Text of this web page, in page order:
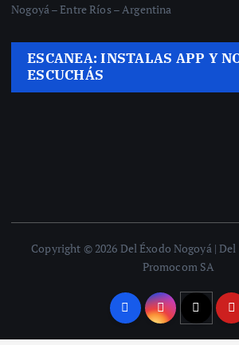
Nogoyá – Entre Ríos – Argentina
ESCANEA: INSTALAS APP Y
ESCUCHÁS
Copyright © 2026 Del Éxodo Nogoyá |
Promocom SA